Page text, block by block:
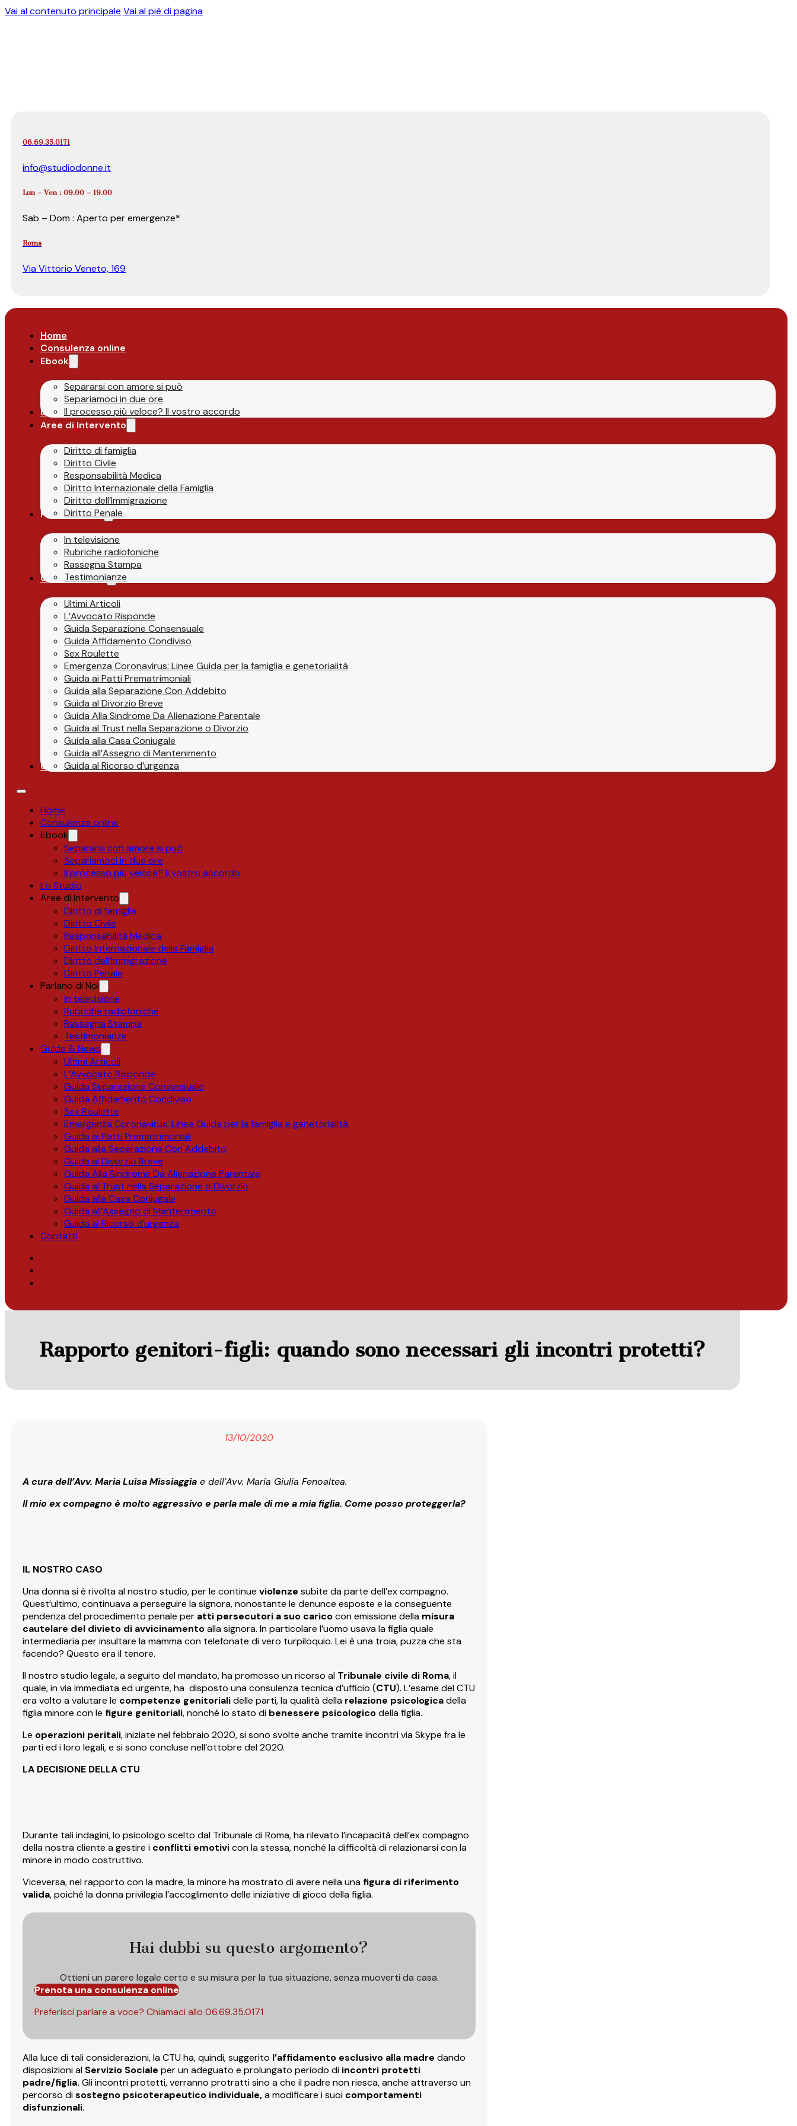
Vai al contenuto principale Vai al piè di pagina
06.69.35.0171
info@studiodonne.it
Lun – Ven : 09.00 – 19.00
Sab – Dom : Aperto per emergenze*
Roma
Via Vittorio Veneto, 169
Home
Consulenza online
Ebook
Separarsi con amore si può
Separiamoci in due ore
Il processo più veloce? Il vostro accordo
Lo Studio
Aree di Intervento
Diritto di famiglia
Diritto Civile
Responsabilità Medica
Diritto Internazionale della Famiglia
Diritto dell’Immigrazione
Diritto Penale
Parlano di Noi
In televisione
Rubriche radiofoniche
Rassegna Stampa
Testimonianze
Guide & News
Ultimi Articoli
L’Avvocato Risponde
Guida Separazione Consensuale
Guida Affidamento Condiviso
Sex Roulette
Emergenza Coronavirus: Linee Guida per la famiglia e genetorialità
Guida ai Patti Prematrimoniali
Guida alla Separazione Con Addebito
Guida al Divorzio Breve
Guida Alla Sindrome Da Alienazione Parentale
Guida al Trust nella Separazione o Divorzio
Guida alla Casa Coniugale
Guida all’Assegno di Mantenimento
Guida al Ricorso d’urgenza
Contatti
Home
Consulenza online
Ebook
Separarsi con amore si può
Separiamoci in due ore
Il processo più veloce? Il vostro accordo
Lo Studio
Aree di Intervento
Diritto di famiglia
Diritto Civile
Responsabilità Medica
Diritto Internazionale della Famiglia
Diritto dell’Immigrazione
Diritto Penale
Parlano di Noi
In televisione
Rubriche radiofoniche
Rassegna Stampa
Testimonianze
Guide & News
Ultimi Articoli
L’Avvocato Risponde
Guida Separazione Consensuale
Guida Affidamento Condiviso
Sex Roulette
Emergenza Coronavirus: Linee Guida per la famiglia e genetorialità
Guida ai Patti Prematrimoniali
Guida alla Separazione Con Addebito
Guida al Divorzio Breve
Guida Alla Sindrome Da Alienazione Parentale
Guida al Trust nella Separazione o Divorzio
Guida alla Casa Coniugale
Guida all’Assegno di Mantenimento
Guida al Ricorso d’urgenza
Contatti
Rapporto genitori-figli: quando sono necessari gli incontri protetti?
13/10/2020
A cura dell’Avv. Maria Luisa Missiaggia e dell’Avv. Maria Giulia Fenoaltea.
Il mio ex compagno è molto aggressivo e parla male di me a mia figlia. Come posso proteggerla?
IL NOSTRO CASO
Una donna si è rivolta al nostro studio, per le continue violenze subite da parte dell’ex compagno.
Quest’ultimo, continuava a perseguire la signora, nonostante le denunce esposte e la conseguente
pendenza del procedimento penale per atti persecutori a suo caricocon emissione della misura
cautelare del divieto di avvicinamentoalla signora. In particolare l’uomo usava la figlia quale
intermediaria per insultare la mamma con telefonate di vero turpiloquio. Lei è una troia, puzza che sta
facendo? Questo era il tenore.
Il nostro studio legale, a seguito del mandato, ha promosso un ricorso al Tribunale civile di Roma, il
quale, in via immediata ed urgente, ha disposto una consulenza tecnica d’ufficio (CTU). L’esame del CTU
era volto a valutare le competenze genitorialidelle parti, la qualità della relazione psicologicadella
figlia minore con le figure genitoriali, nonché lo stato di benessere psicologicodella figlia.
Le operazioni peritali, iniziate nel febbraio 2020, si sono svolte anche tramite incontri via Skype fra le
parti ed i loro legali, e si sono concluse nell’ottobre del 2020.
LA DECISIONE DELLA CTU
Durante tali indagini, lo psicologo scelto dal Tribunale di Roma, ha rilevato l’incapacità dell’ex compagno
della nostra cliente a gestire i conflitti emotivicon la stessa, nonché la difficoltà di relazionarsi con la
minore in modo costruttivo.
Viceversa, nel rapporto con la madre, la minore ha mostrato di avere nella una figura di riferimento
valida, poiché la donna privilegia l’accoglimento delle iniziative di gioco della figlia.
Hai dubbi su questo argomento?
Ottieni un parere legale certo e su misura per la tua situazione, senza muoverti da casa.
Prenota una consulenza online
Preferisci parlare a voce? Chiamaci allo 06.69.35.0171
Alla luce di tali considerazioni, la CTU ha, quindi, suggerito l’affidamento esclusivo alla madre dando
disposizioni al Servizio Sociale per un adeguato e prolungato periodo di incontri protetti
padre/figlia. Gli incontri protetti, verranno protratti sino a che il padre non riesca, anche attraverso un
percorso disostegno psicoterapeutico individuale,a modificare i suoi comportamenti
disfunzionali.